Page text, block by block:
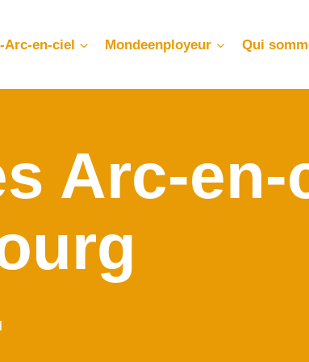
Arc-en-ciel Mondeenployeur Qui
Arc-en-